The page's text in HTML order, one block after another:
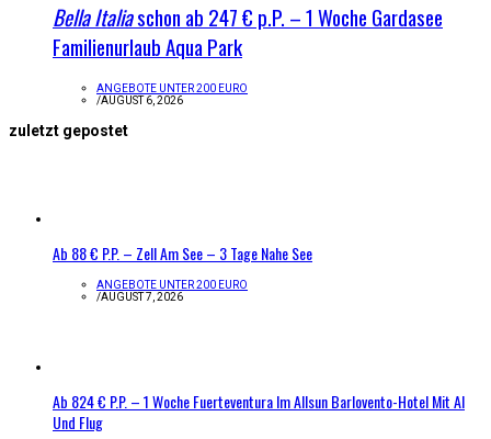
Bella Italiaschon ab 247 € p.P. – 1 Woche Gardasee
Familienurlaub Aqua Park
ANGEBOTE UNTER 200 EURO
/AUGUST 6, 2026
zuletzt gepostet
Ab 88 € P.P. – Zell Am See – 3 Tage Nahe See
ANGEBOTE UNTER 200 EURO
/AUGUST 7, 2026
Ab 824 € P.P. – 1 Woche Fuerteventura Im Allsun Barlovento-Hotel Mit AI
Und Flug